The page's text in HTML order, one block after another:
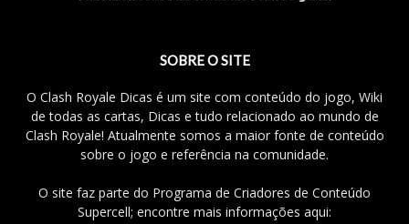
SOBRE O SITE
O Clash Royale Dicas é um site com conteúdo do jogo, Wiki
de todas as cartas, Dicas e tudo relacionado ao mundo de
Clash Royale! Atualmente somos a maior fonte de conteúdo
sobre o jogo e referência na comunidade.
O site faz parte do Programa de Criadores de Conteúdo
Supercell; encontre mais informações aqui: